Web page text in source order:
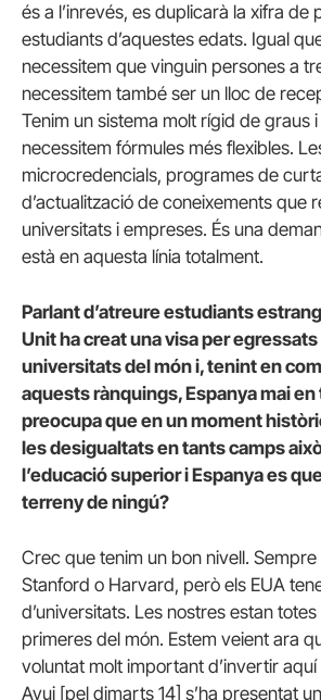
és a l’inrevés, es duplicarà la xifra de
estudiants d’aquestes edats. Igual
necessitem que vinguin persones a
necessitem també ser un lloc de
Tenim un sistema molt rígid de graus
necessitem fórmules més flexibles.
microcredencials, programes de
d’actualització de coneixements que
universitats i empreses. És una
està en aquesta línia totalment.
Parlant d’atreure estudiants
Unit ha creat una visa per
universitats del món i, tenint en
aquests rànquings, Espanya mai en
preocupa que en un moment
les desigualtats en tants camps
l’educació superior i Espanya es
terreny de ningú?
Crec que tenim un bon nivell.
Stanford o Harvard, però els EUA
d’universitats. Les nostres estan
primeres del món. Estem veient ara
voluntat molt important d’invertir
Avui [pel dimarts 14] s’ha presentat